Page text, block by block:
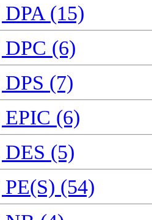
(15)
(6)
(7)
(6)
(5)
(54)